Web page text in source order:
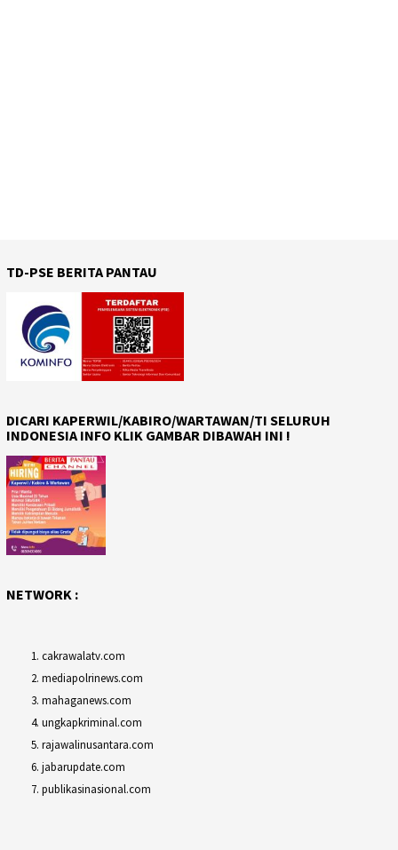
TD-PSE BERITA PANTAU
DICARI KAPERWIL/KABIRO/WARTAWAN/TI SELURUH
INDONESIA INFO KLIK GAMBAR DIBAWAH INI !
NETWORK :
cakrawalatv.com
mediapolrinews.com
mahaganews.com
ungkapkriminal.com
rajawalinusantara.com
jabarupdate.com
publikasinasional.com